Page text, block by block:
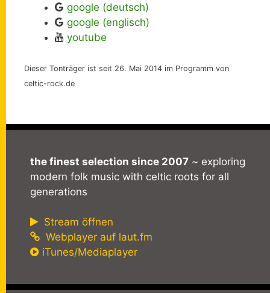
google (deutsch)
google (englisch)
youtube
Dieser Tonträger ist seit 26. Mai 2014 im Programm von
celtic-rock.de
the finest selection since 2007 ~ exploring
modern folk music with celtic roots for all
generations
Stream öffnen
Webplayer auf laut.fm
iTunes/Mediaplayer